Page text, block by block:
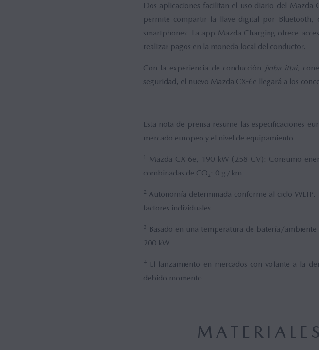
Dos aplicaciones facilitan el uso diario del
permite compartir la llave digital por Bluetooth,
smartphones. La app Mazda Charging ofrece
realizar pagos en la moneda local del conductor.
Con la experiencia de conducción jinba ittai,
seguridad, el nuevo Mazda CX-6e llegará a los
Esta nota de prensa resume las especificaciones
mercado europeo y el nivel de equipamiento.
1
Mazda CX-6e, 190 kW (258 CV): Consumo
combinadas de CO₂: 0 g/km .
2 Autonomía determinada conforme al ciclo
factores individuales.
3 Basado en una temperatura de batería/
200 kW.
4El lanzamiento en mercados con volante a la
debido momento.